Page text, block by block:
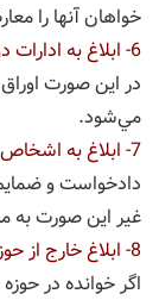
خواهان آنها را
6- ابلاغ به ادارات دولتي وعمومي
در این صورت اوراق
مي‌شود.
7- ابلاغ به اشخاص حقوقي (غير دولتي)
دادخواست و ضمایم
غیر این صورت به
8- ابلاغ خارج از حوزه دادگاه
اگر خوانده در